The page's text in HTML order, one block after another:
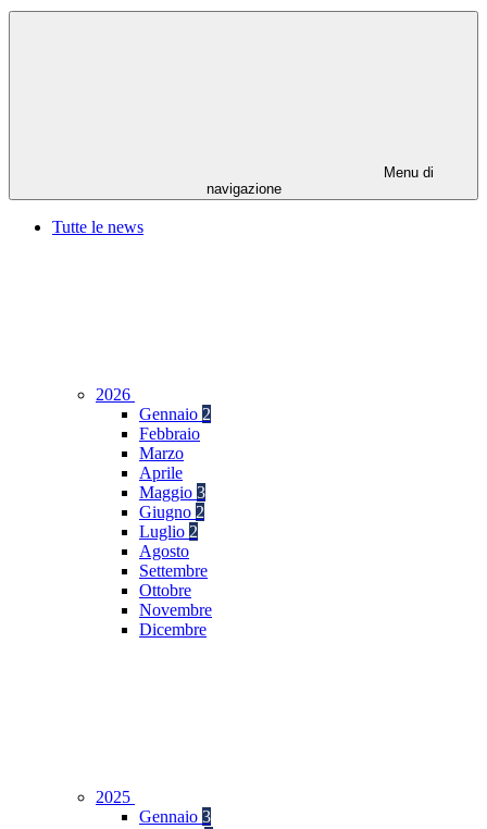
Menu di
navigazione
Tutte le news
2026
Gennaio 2
Febbraio
Marzo
Aprile
Maggio 3
Giugno 2
Luglio 2
Agosto
Settembre
Ottobre
Novembre
Dicembre
2025
Gennaio 3